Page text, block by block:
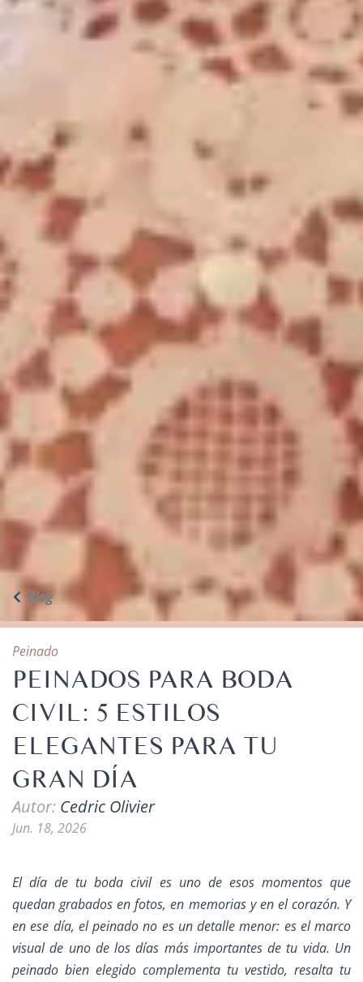
Blog
Peinado
PEINADOS PARA BODA
CIVIL: 5 ESTILOS
ELEGANTES PARA TU
GRAN DÍA
Autor: Cedric Olivier
Jun. 18, 2026
El día de tu boda civil es uno de esos momentos que
quedan grabados en fotos, en memorias y en el corazón. Y
en ese día, el peinado no es un detalle menor: es el marco
visual de uno de los días más importantes de tu vida. Un
peinado bien elegido complementa tu vestido, resalta tu